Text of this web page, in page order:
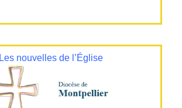
Les nouvelles de l’Église